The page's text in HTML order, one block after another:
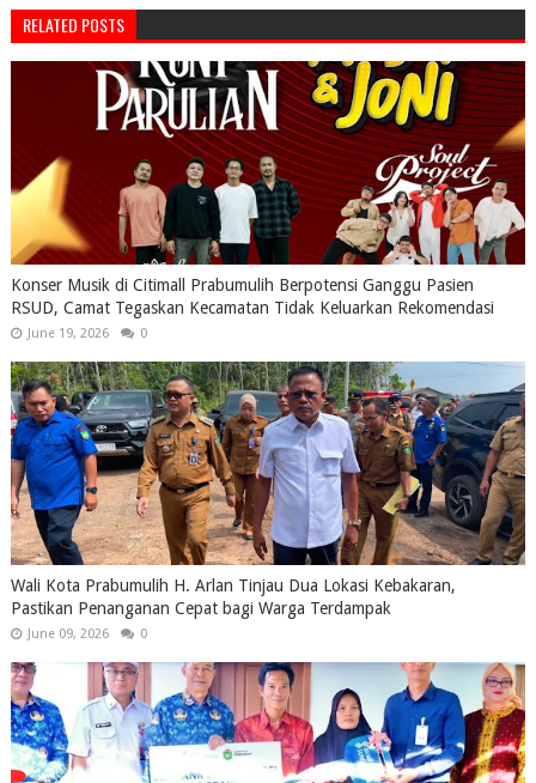
RELATED POSTS
Konser Musik di Citimall Prabumulih Berpotensi Ganggu Pasien
RSUD, Camat Tegaskan Kecamatan Tidak Keluarkan Rekomendasi
June 19, 2026 0
Wali Kota Prabumulih H. Arlan Tinjau Dua Lokasi Kebakaran,
Pastikan Penanganan Cepat bagi Warga Terdampak
June 09, 2026 0